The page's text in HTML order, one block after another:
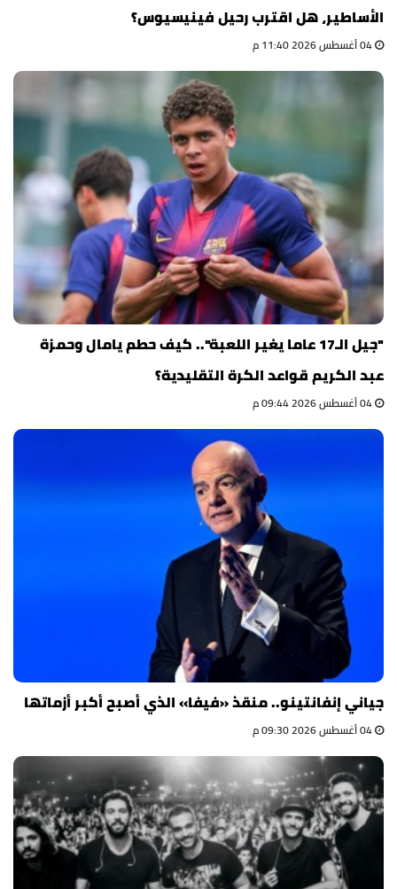
الأساطير، هل اقترب رحيل فينيسيوس؟
"جيل الـ17 عاما يغير اللعبة".. كيف حطم يامال وحمزة
عبد الكريم قواعد الكرة التقليدية؟
جياني إنفانتينو.. منقذ «فيفا» الذي أصبح أكبر أزماتها